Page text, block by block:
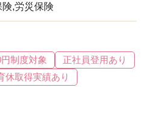
,労災保険
制度対象
正社員登用あり
休取得実績あり